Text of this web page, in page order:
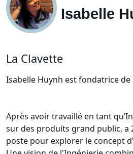
Isabelle
La Clavette
Isabelle Huynh est fondatrice de
Après avoir travaillé en tant
sur des produits grand public, a
poste pour explorer le concept